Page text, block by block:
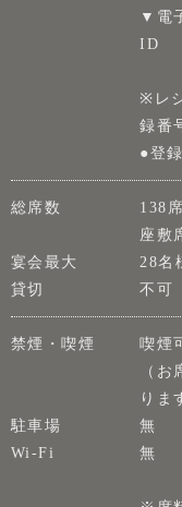
▼電
ID
※レ
録番
●登
総席数
138席
座敷
宴会最大
28名
貸切
不可
禁煙・喫煙
喫煙
（
りま
駐車場
無
Wi-Fi
無